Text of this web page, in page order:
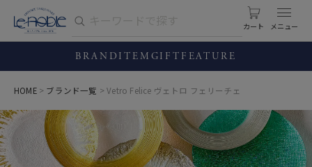
カート
BRANDITEM GIFT FEATURE
HOME ブランド一覧 Vetro Felice ヴェトロ フェリーチェ